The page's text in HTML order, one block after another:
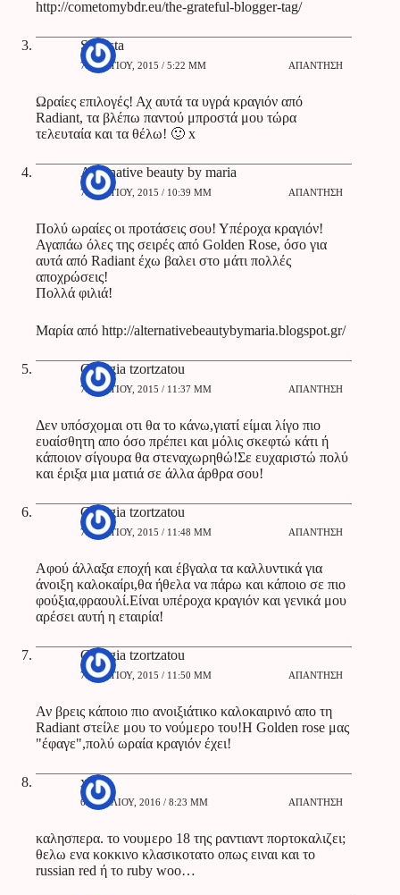
http://cometomybdr.eu/the-grateful-blogger-tag/
Stevista
7 ΜΑΡΤΊΟΥ, 2015 / 5:22 ΜΜ ΑΠΆΝΤΗΣΗ
Ωραίες επιλογές! Αχ αυτά τα υγρά κραγιόν από
Radiant, τα βλέπω παντού μπροστά μου τώρα
τελευταία και τα θέλω! 🙂 x
Alternative beauty by maria
7 ΜΑΡΤΊΟΥ, 2015 / 10:39 ΜΜ ΑΠΆΝΤΗΣΗ
Πολύ ωραίες οι προτάσεις σου! Υπέροχα κραγιόν!
Αγαπάω όλες της σειρές από Golden Rose, όσο για
αυτά από Radiant έχω βαλει στο μάτι πολλές
αποχρώσεις!
Πολλά φιλιά!
Μαρία από http://alternativebeautybymaria.blogspot.gr/
Georgia tzortzatou
7 ΜΑΡΤΊΟΥ, 2015 / 11:37 ΜΜ ΑΠΆΝΤΗΣΗ
Δεν υπόσχομαι οτι θα το κάνω,γιατί είμαι λίγο πιο
ευαίσθητη απο όσο πρέπει και μόλις σκεφτώ κάτι ή
κάποιον σίγουρα θα στεναχωρηθώ!Σε ευχαριστώ πολύ
και έριξα μια ματιά σε άλλα άρθρα σου!
Georgia tzortzatou
7 ΜΑΡΤΊΟΥ, 2015 / 11:48 ΜΜ ΑΠΆΝΤΗΣΗ
Αφού άλλαξα εποχή και έβγαλα τα καλλυντικά για
άνοιξη καλοκαίρι,θα ήθελα να πάρω και κάποιο σε πιο
φούξια,φραουλί.Είναι υπέροχα κραγιόν και γενικά μου
αρέσει αυτή η εταιρία!
Georgia tzortzatou
7 ΜΑΡΤΊΟΥ, 2015 / 11:50 ΜΜ ΑΠΆΝΤΗΣΗ
Αν βρεις κάποιο πιο ανοιξιάτικο καλοκαιρινό απο τη
Radiant στείλε μου το νούμερο του!Η Golden rose μας
"έφαγε",πολύ ωραία κραγιόν έχει!
xenia
6 ΑΠΡΙΛΊΟΥ, 2016 / 8:23 ΜΜ ΑΠΆΝΤΗΣΗ
καλησπερα. το νουμερο 18 της ραντιαντ πορτοκαλιζει;
θελω ενα κοκκινο κλασικοτατο οπως ειναι και το
russian red ή το ruby woo…